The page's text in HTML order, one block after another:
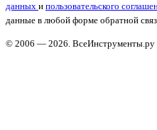
данных и пользовательского
данные в любой форме обратной
© 2006 — 2026. ВсеИнструменты.ру